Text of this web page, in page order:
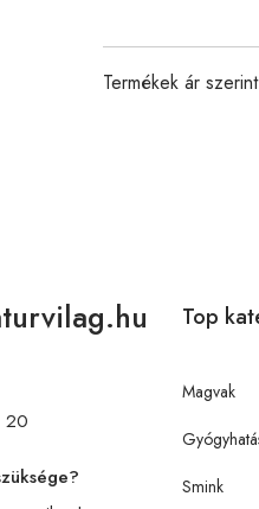
Termékek ár
20
Top
Magvak
Smink